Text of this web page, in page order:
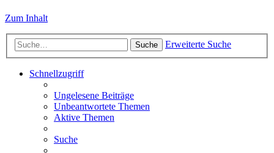
Zum Inhalt
Suche Erweiterte Suche
Schnellzugriff
Ungelesene Beiträge
Unbeantwortete Themen
Aktive Themen
Suche